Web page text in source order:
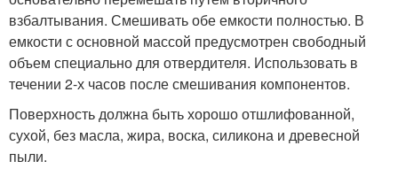
взбалтывания. Смешивать обе емкости полностью. В
емкости с основной массой предусмотрен свободный
объем специально для отвердителя. Использовать в
течении 2-х часов после смешивания компонентов.
Поверхность должна быть хорошо отшлифованной,
сухой, без масла, жира, воска, силикона и древесной
пыли.